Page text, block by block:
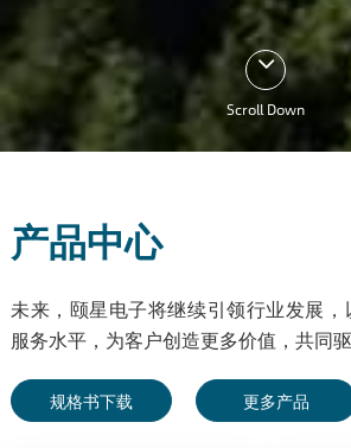
Scroll Down
产品中心
未来，颐星电子将继续引领行业发展
服务水平，为客户创造更多价值，共同驱
规格书下载 更多产品